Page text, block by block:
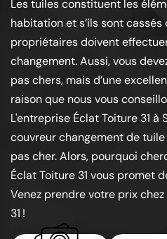
Les tuiles constituent les
habitation et s’ils sont cassés
propriétaires doivent
changement. Aussi, vous
pas chers, mais d’une
raison que nous vous
L'entreprise Éclat Toiture 31 à
couvreur changement de
pas cher. Alors, pourquoi
Éclat Toiture 31 vous promet
Venez prendre votre prix
31 !